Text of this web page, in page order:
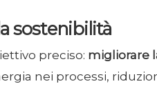
sostenibilità
preciso: migliorare
nei processi,